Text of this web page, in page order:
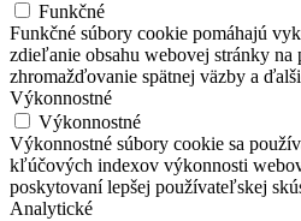
Funkčné
Funkčné súbory cookie pomáhajú
zdieľanie obsahu webovej stránky na
zhromažďovanie spätnej väzby a
Výkonnostné
Výkonnostné
Výkonnostné súbory cookie sa
kľúčových indexov výkonnosti
poskytovaní lepšej používateľskej
Analytické